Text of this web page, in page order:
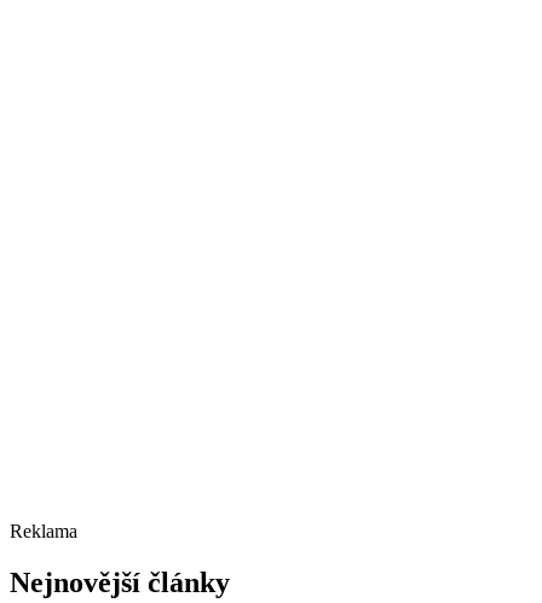
Reklama
Nejnovější články